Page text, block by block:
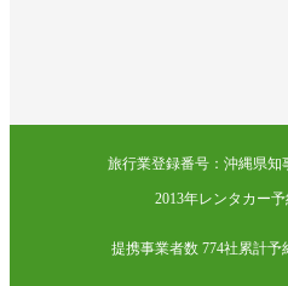
旅行業登録番号：沖縄県知
2013年レンタカー
提携事業者数 774社累計予